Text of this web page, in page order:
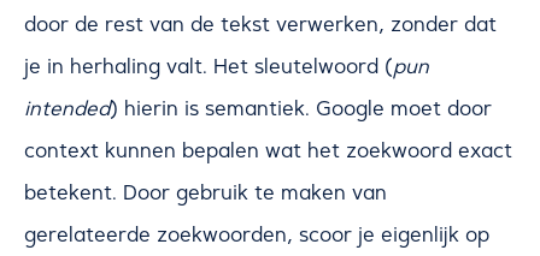
door de rest van de tekst verwerken, zonder dat
je in herhaling valt. Het sleutelwoord (pun
intended) hierin is semantiek. Google moet door
context kunnen bepalen wat het zoekwoord exact
betekent. Door gebruik te maken van
gerelateerde zoekwoorden, scoor je eigenlijk op